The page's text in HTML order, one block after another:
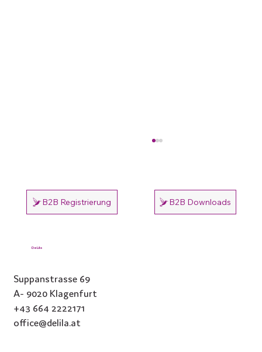
Nr. 4 – FRIEDEN
B2B Registrierung B2B Downloads
DeLila
Suppanstrasse 69
A- 9020 Klagenfurt
+43 664 2222171
office@delila.at